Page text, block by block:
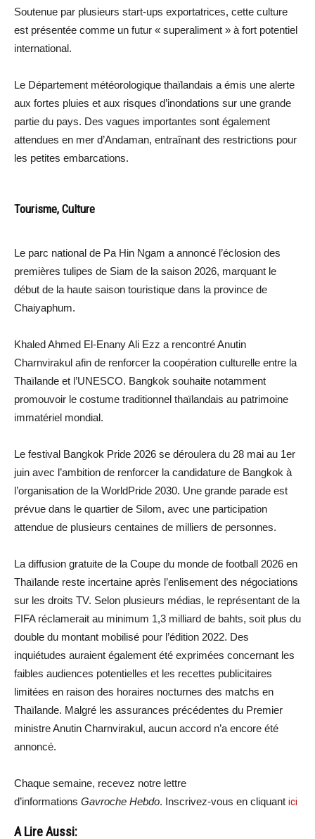
Soutenue par plusieurs start-ups exportatrices, cette culture
est présentée comme un futur « superaliment » à fort potentiel
international.
Le Département météorologique thaïlandais a émis une alerte
aux fortes pluies et aux risques d’inondations sur une grande
partie du pays. Des vagues importantes sont également
attendues en mer d’Andaman, entraînant des restrictions pour
les petites embarcations.
Tourisme, Culture
Le parc national de Pa Hin Ngam a annoncé l’éclosion des
premières tulipes de Siam de la saison 2026, marquant le
début de la haute saison touristique dans la province de
Chaiyaphum.
Khaled Ahmed El-Enany Ali Ezz a rencontré Anutin
Charnvirakul afin de renforcer la coopération culturelle entre la
Thaïlande et l’UNESCO. Bangkok souhaite notamment
promouvoir le costume traditionnel thaïlandais au patrimoine
immatériel mondial.
Le festival Bangkok Pride 2026 se déroulera du 28 mai au 1er
juin avec l’ambition de renforcer la candidature de Bangkok à
l’organisation de la WorldPride 2030. Une grande parade est
prévue dans le quartier de Silom, avec une participation
attendue de plusieurs centaines de milliers de personnes.
La diffusion gratuite de la Coupe du monde de football 2026 en
Thaïlande reste incertaine après l’enlisement des négociations
sur les droits TV. Selon plusieurs médias, le représentant de la
FIFA réclamerait au minimum 1,3 milliard de bahts, soit plus du
double du montant mobilisé pour l’édition 2022. Des
inquiétudes auraient également été exprimées concernant les
faibles audiences potentielles et les recettes publicitaires
limitées en raison des horaires nocturnes des matchs en
Thaïlande. Malgré les assurances précédentes du Premier
ministre Anutin Charnvirakul, aucun accord n’a encore été
annoncé.
Chaque semaine, recevez notre lettre
d’informations Gavroche Hebdo. Inscrivez-vous en cliquant ici
A Lire Aussi: